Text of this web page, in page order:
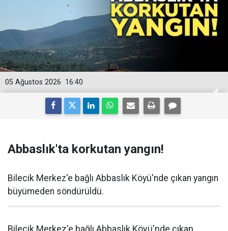
16:40
05 Ağustos 2026
Abbaslık'ta korkutan yangın!
Bilecik Merkez'e bağlı Abbaslık Köyü'nde çıkan yangın
büyümeden söndürüldü.
Bilecik Merkez'e bağlı Abbaslık Köyü'nde çıkan